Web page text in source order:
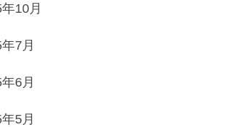
10月
7月
6月
5月